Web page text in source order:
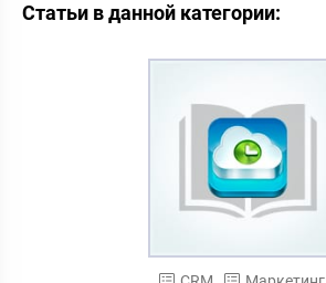
Статьи в данной категории: